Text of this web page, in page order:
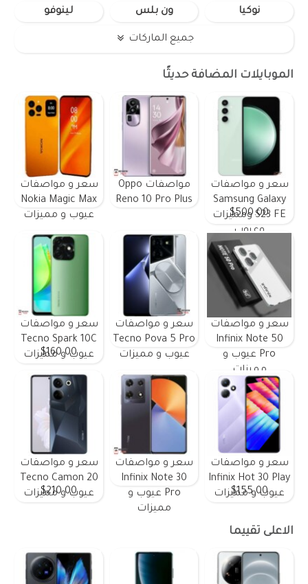
نوكيا ون بلس لينوفو
جميع الماركات
الموبايلات المضافة حديثًا
سعر و مواصفات
Samsung Galaxy
S23 FE ومميزات
وعيوب
$500.00
مواصفات Oppo
Reno 10 Pro Plus
سعر و مواصفات
Nokia Magic Max
عيوب و مميزات
سعر و مواصفات
Infinix Note 50
Pro عيوب و
مميزات
سعر و مواصفات
Tecno Pova 5 Pro
عيوب و مميزات
سعر و مواصفات
Tecno Spark 10C
عيوب و مميزات
$160.00
سعر و مواصفات
Infinix Hot 30 Play
عيوب و مميزات
$155.00
سعر و مواصفات
Infinix Note 30
Pro عيوب و
مميزات
سعر و مواصفات
Tecno Camon 20
عيوب و مميزات
$210.00
الاعلى تقييما